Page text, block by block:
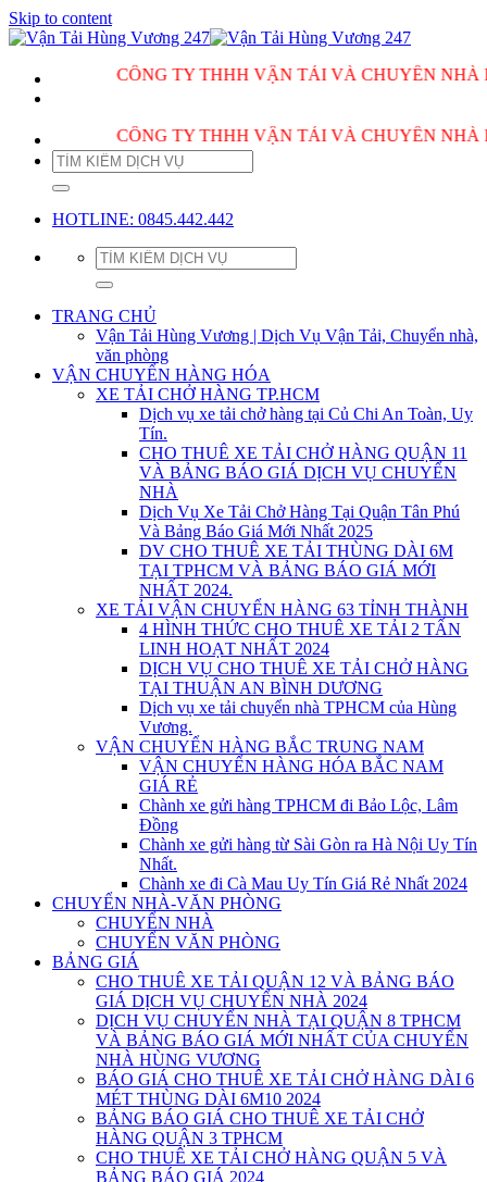
Skip to content
CÔNG TY THHH VẬN TẢI VÀ CHUYỂN NHÀ
CÔNG TY THHH VẬN TẢI VÀ CHUYỂN NHÀ
HOTLINE: 0845.442.442
TRANG CHỦ
Vận Tải Hùng Vương | Dịch Vụ Vận Tải, Chuyển nhà,
văn phòng
VẬN CHUYỂN HÀNG HÓA
XE TẢI CHỞ HÀNG TP.HCM
Dịch vụ xe tải chở hàng tại Củ Chi An Toàn, Uy
Tín.
CHO THUÊ XE TẢI CHỞ HÀNG QUẬN 11
VÀ BẢNG BÁO GIÁ DỊCH VỤ CHUYỂN
NHÀ
Dịch Vụ Xe Tải Chở Hàng Tại Quận Tân Phú
Và Bảng Báo Giá Mới Nhất 2025
DV CHO THUÊ XE TẢI THÙNG DÀI 6M
TẠI TPHCM VÀ BẢNG BÁO GIÁ MỚI
NHẤT 2024.
XE TẢI VẬN CHUYỂN HÀNG 63 TỈNH THÀNH
4 HÌNH THỨC CHO THUÊ XE TẢI 2 TẤN
LINH HOẠT NHẤT 2024
DỊCH VỤ CHO THUÊ XE TẢI CHỞ HÀNG
TẠI THUẬN AN BÌNH DƯƠNG
Dịch vụ xe tải chuyển nhà TPHCM của Hùng
Vương.
VẬN CHUYỂN HÀNG BẮC TRUNG NAM
VẬN CHUYỂN HÀNG HÓA BẮC NAM
GIÁ RẺ
Chành xe gửi hàng TPHCM đi Bảo Lộc, Lâm
Đồng
Chành xe gửi hàng từ Sài Gòn ra Hà Nội Uy Tín
Nhất.
Chành xe đi Cà Mau Uy Tín Giá Rẻ Nhất 2024
CHUYỂN NHÀ-VĂN PHÒNG
CHUYỂN NHÀ
CHUYỂN VĂN PHÒNG
BẢNG GIÁ
CHO THUÊ XE TẢI QUẬN 12 VÀ BẢNG BÁO
GIÁ DỊCH VỤ CHUYỂN NHÀ 2024
DỊCH VỤ CHUYỂN NHÀ TẠI QUẬN 8 TPHCM
VÀ BẢNG BÁO GIÁ MỚI NHẤT CỦA CHUYỂN
NHÀ HÙNG VƯƠNG
BÁO GIÁ CHO THUÊ XE TẢI CHỞ HÀNG DÀI 6
MÉT THÙNG DÀI 6M10 2024
BẢNG BÁO GIÁ CHO THUÊ XE TẢI CHỞ
HÀNG QUẬN 3 TPHCM
CHO THUÊ XE TẢI CHỞ HÀNG QUẬN 5 VÀ
BẢNG BÁO GIÁ 2024